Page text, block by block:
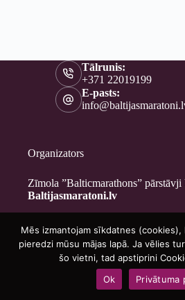
Tālrunis:
+371 22019199
E-pasts:
Organizators
Zīmola ”Balticmarathons”
Baltijasmaratoni.lv
Kontakti
Par mums
Brīvprātīgajiem
Privātuma politika
Copyright © 2026 -
Mēs izmantojam sīkdatnes (cookies),
pieredzi mūsu mājas lapā. Ja vēlies
šo vietni, tad apstiprini
Ok
Privātuma